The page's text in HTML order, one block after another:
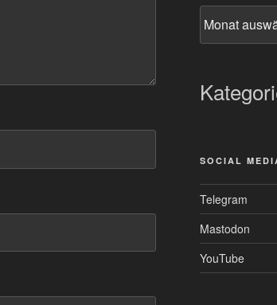
SOCIAL
Telegram
Mastodon
YouTube